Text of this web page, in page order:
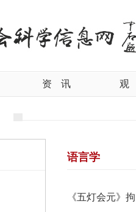
资 讯 观
语言学
《五灯会元》